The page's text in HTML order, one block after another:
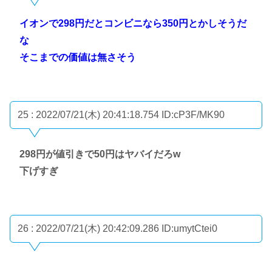
イオンで298円だとコンビニなら350円とかしそうだ
な
そこまでの価値は無さそう
25 : 2022/07/21(木) 20:41:18.754 ID:cP3F/MK90
298円が値引きで50円はヤバイだろw
下げすぎ
26 : 2022/07/21(木) 20:42:09.286 ID:umytCtei0